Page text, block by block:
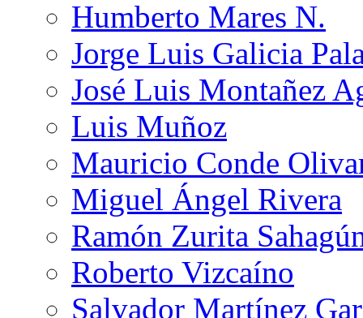
Humberto Mares N.
Jorge Luis Galicia
José Luis Montañez
Luis Muñoz
Mauricio Conde
Miguel Ángel Rivera
Ramón Zurita
Roberto Vizcaíno
Salvador Martínez